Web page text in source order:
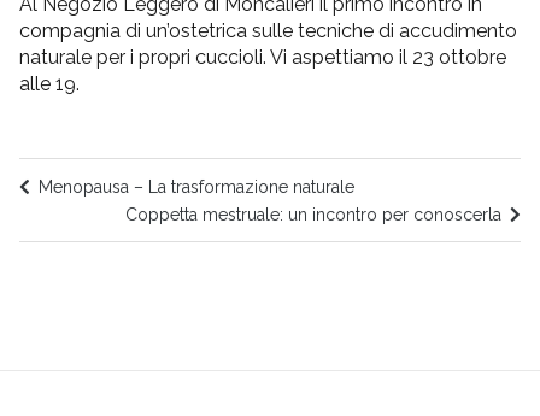
compagnia di un’ostetrica sulle tecniche di accudimento
naturale per i propri cuccioli. Vi aspettiamo il 23 ottobre
alle 19.
Menopausa – La trasformazione naturale
Coppetta mestruale: un incontro per conoscerla